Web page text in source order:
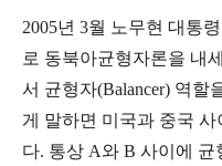
2005년 3월 노무현 대통
로 동북아균형자론을 내
서 균형자(Balancer) 역할
게 말하면 미국과 중국
다. 통상 A와 B 사이에 균